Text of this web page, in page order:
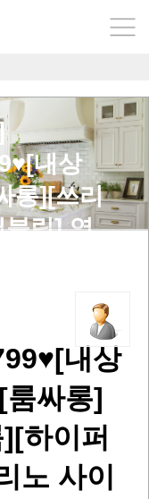
내상
롱][쓰리
릭] 역
풀싸롱
후기내상
싸롱]
하이퍼
노 사이